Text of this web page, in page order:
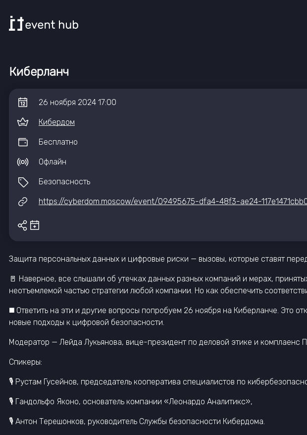
Киберланч
26 ноября 2024 17:00
Кибердом
Бесплатно
Офлайн
Безопасность
https://cyberdom.moscow/event/09495675-dfa4-48f3-ae24-
Защита персональных данных и цифровые риски — вызовы, которые ставят
🚪 Наверное, все слышали об утечках данных разных компаний и мерах,
неотъемлемой частью стратегии любой компании. Но как обеспечить
◼️ Ответить на эти и другие вопросы попробуем 26 ноября на Киберланче. Это
новые подходы к цифровой безопасности.
Модератор — Лейда Лукьянова, вице-президент по деловой этике и комплаенс
Спикеры:
🎙 Рустам Гусейнов, председатель кооператива специалистов по
🎙 Гандольфо Яконо, основатель компании «Леонардо Аналитикс»,
🎙 Антон Терешонков, руководитель Службы безопасности Кибердома.